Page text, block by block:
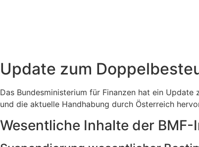
Update zum
Das Bundesministerium für Finanzen hat ein
und die aktuelle Handhabung durch Österreich
Wesentliche Inhalte der